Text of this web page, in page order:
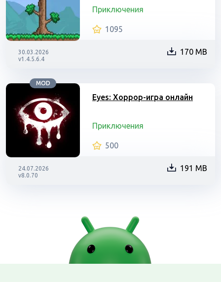
Приключения
1095
30.03.2026
v1.4.5.6.4
170 MB
MOD
Eyes: Хоррор-игра онлайн
Приключения
500
24.07.2026
v8.0.70
191 MB